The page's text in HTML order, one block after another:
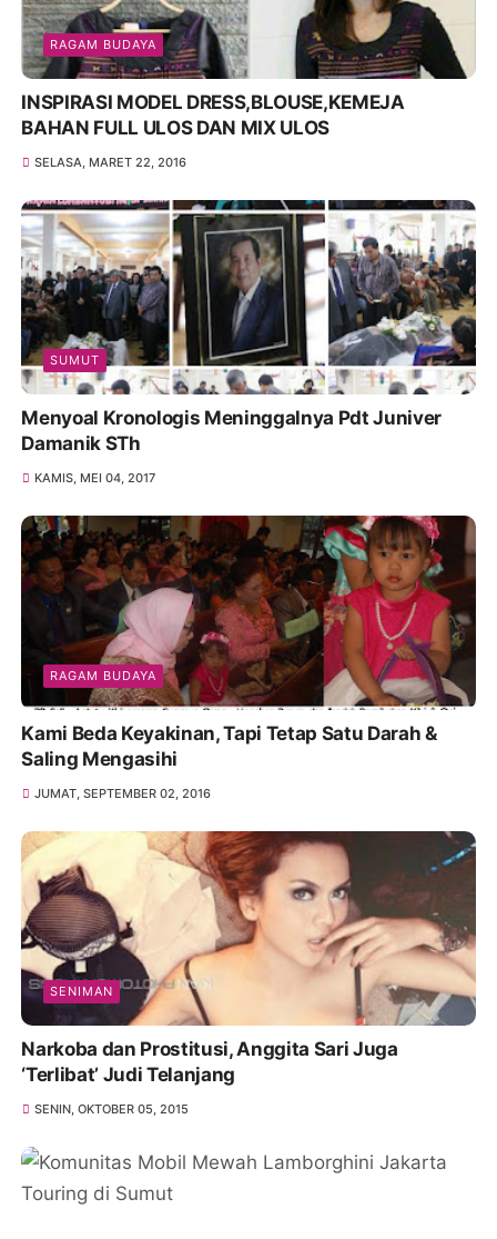
RAGAM BUDAYA
INSPIRASI MODEL DRESS,BLOUSE,KEMEJA
BAHAN FULL ULOS DAN MIX ULOS
SELASA, MARET 22, 2016
SUMUT
Menyoal Kronologis Meninggalnya Pdt Juniver
Damanik STh
KAMIS, MEI 04, 2017
RAGAM BUDAYA
Kami Beda Keyakinan, Tapi Tetap Satu Darah &
Saling Mengasihi
JUMAT, SEPTEMBER 02, 2016
SENIMAN
Narkoba dan Prostitusi, Anggita Sari Juga
‘Terlibat’ Judi Telanjang
SENIN, OKTOBER 05, 2015